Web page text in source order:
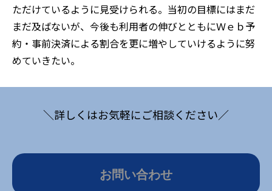
ただけているように見受けられる。当初の目標にはまだ
まだ及ばないが、今後も利用者の伸びとともにＷｅｂ予
約・事前決済による割合を更に増やしていけるように努
めていきたい。
＼詳しくはお気軽にご相談ください／
お問い合わせ